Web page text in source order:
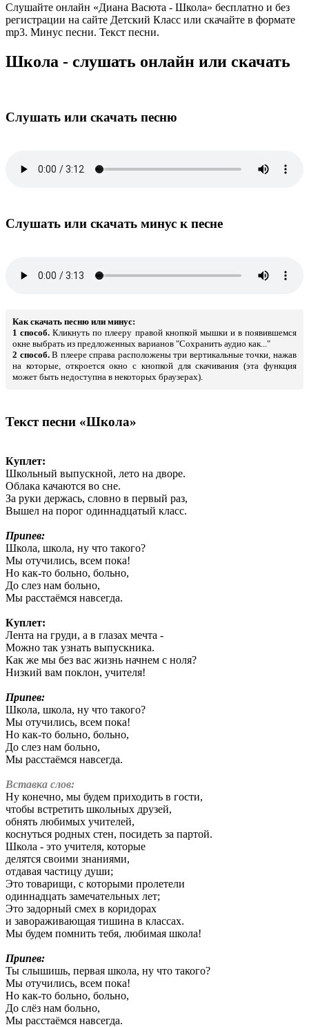
Слушайте онлайн «Диана Васюта - Школа» бесплатно и без
регистрации на сайте Детский Класс или скачайте в формате
mp3. Минус песни. Текст песни.
Школа - слушать онлайн или скачать
Слушать или скачать песню
Слушать или скачать минус к песне
Как скачать песню или минус:
1 способ. Кликнуть по плееру правой кнопкой мышки и в появившемся
окне выбрать из предложенных варианов "Сохранить аудио как..."
2 способ.В плеере справа расположены три вертикальные точки, нажав
на которые, откроется окно с кнопкой для скачивания (эта функция
может быть недоступна в некоторых браузерах).
Текст песни «Школа»
Куплет:
Школьный выпускной, лето на дворе.
Облака качаются во сне.
За руки держась, словно в первый раз,
Вышел на порог одиннадцатый класс.
Припев:
Школа, школа, ну что такого?
Мы отучились, всем пока!
Но как-то больно, больно,
До слез нам больно,
Мы расстаёмся навсегда.
Куплет:
Лента на груди, а в глазах мечта -
Можно так узнать выпускника.
Как же мы без вас жизнь начнем с ноля?
Низкий вам поклон, учителя!
Припев:
Школа, школа, ну что такого?
Мы отучились, всем пока!
Но как-то больно, больно,
До слез нам больно,
Мы расстаёмся навсегда.
Вставка слов:
Ну конечно, мы будем приходить в гости,
чтобы встретить школьных друзей,
обнять любимых учителей,
коснуться родных стен, посидеть за партой.
Школа - это учителя, которые
делятся своими знаниями,
отдавая частицу души;
Это товарищи, с которыми пролетели
одиннадцать замечательных лет;
Это задорный смех в коридорах
и завораживающая тишина в классах.
Мы будем помнить тебя, любимая школа!
Припев:
Ты слышишь, первая школа, ну что такого?
Мы отучились, всем пока!
Но как-то больно, больно,
До слёз нам больно,
Мы расстаёмся навсегда.